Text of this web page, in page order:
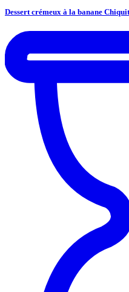
Dessert crémeux à la banane